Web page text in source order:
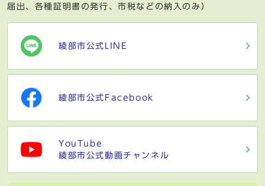
届出、各種証明書の発行、市税などの納入のみ）
綾部市公式LINE
綾部市公式Facebook
YouTube
綾部市公式動画チャンネル